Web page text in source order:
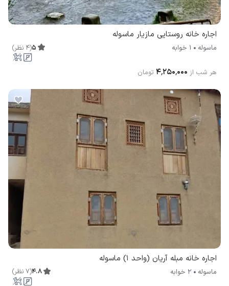
اجاره خانه روستایی مازیار ماسوله
ماسوله 1 خوابه 5
(
4 نظر)
هر شب از ۴٬۲۵۰٬۰۰۰ تومان
اجاره خانه مبله آریان (واحد 1) ماسوله
ماسوله 2 خوابه 4.8
(
7 نظر)